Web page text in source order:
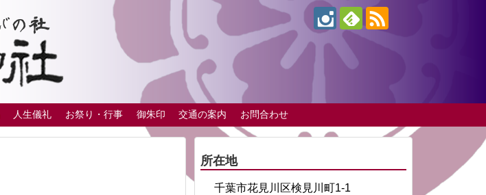
人生儀礼 お祭り・行事 御朱印 交通の案内 お問合わせ
所在地
千葉市花見川区検見川町1-1